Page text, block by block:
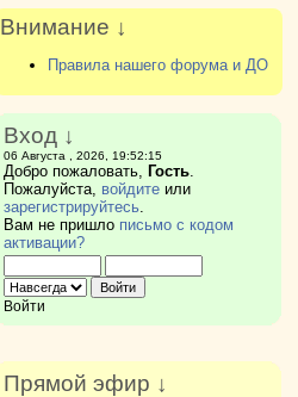
Внимание ↓
Правила нашего форума и ДО
Вход ↓
06 Августа , 2026, 19:52:15
Добро пожаловать, Гость.
Пожалуйста, войдитеили
зарегистрируйтесь.
Вам не пришло письмо с кодом
активации?
Войти
Прямой эфир ↓